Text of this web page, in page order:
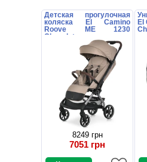
Детская прогулочная
коляска El Camino
Roove ME 1230
Chocolate коричневая
8249 грн
7051 грн
El